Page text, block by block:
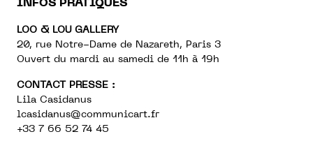
INFOS PRATIQUES
LOO & LOU GALLERY
20, rue Notre-Dame de Nazareth, Paris 3
Ouvert du mardi au samedi de 11h à 19h
CONTACT PRESSE :
Lila Casidanus
lcasidanus@communicart.fr
+33 7 66 52 74 45